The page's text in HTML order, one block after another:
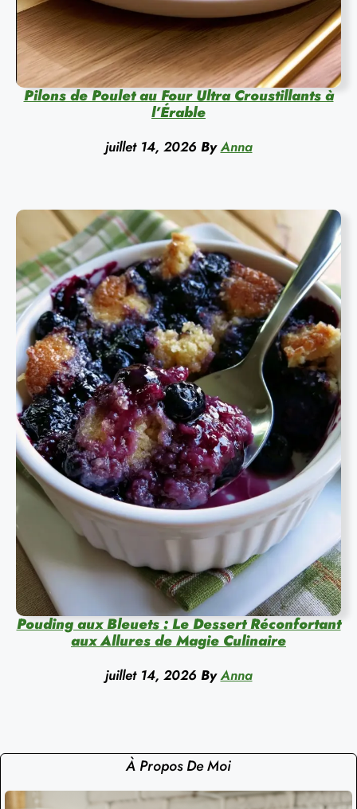
Pilons de Poulet au Four Ultra Croustillants à
l’Érable
juillet 14, 2026 By Anna
Pouding aux Bleuets : Le Dessert Réconfortant
aux Allures de Magie Culinaire
juillet 14, 2026 By Anna
À Propos De Moi